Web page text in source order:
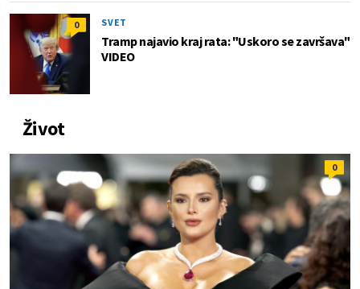
0 SVET
Tramp najavio kraj rata: "Uskoro se završava"
VIDEO
Život
0